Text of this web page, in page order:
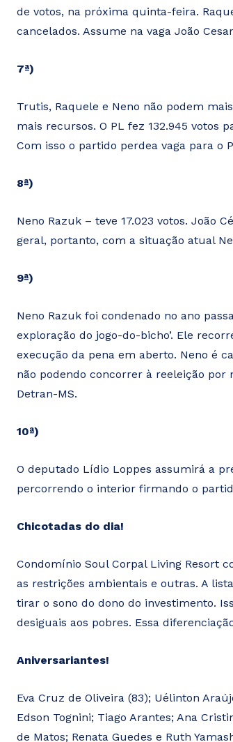
de votos, na próxima quinta-feira.
cancelados. Assume na vaga João
7ª)
Trutis, Raquele e Neno não podem
mais recursos. O PL fez 132.945 votos
Com isso o partido perdea vaga para o
8ª)
Neno Razuk – teve 17.023 votos. João
geral, portanto, com a situação atual
9ª)
Neno Razuk foi condenado no ano
exploração do jogo-do-bicho’. Ele
execução da pena em aberto. Neno é
não podendo concorrer à reeleição
Detran-MS.
10ª)
O deputado Lídio Loppes assumirá a
percorrendo o interior firmando o
Chicotadas do dia!
Condomínio Soul Corpal Living Resort
as restrições ambientais e outras. A
tirar o sono do dono do investimento.
desiguais aos pobres. Essa
Aniversariantes!
Eva Cruz de Oliveira (83); Uélinton
Edson Tognini; Tiago Arantes; Ana
de Matos; Renata Guedes e Ruth